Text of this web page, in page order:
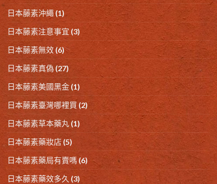
日本藤素沖繩 (1)
日本藤素注意事宜 (3)
日本藤素無效 (6)
日本藤素真偽 (27)
日本藤素美國黑金 (1)
日本藤素臺灣哪裡買 (2)
日本藤素草本藥丸 (1)
日本藤素藥妝店(5)
日本藤素藥局有賣嗎 (6)
日本藤素藥效多久 (3)